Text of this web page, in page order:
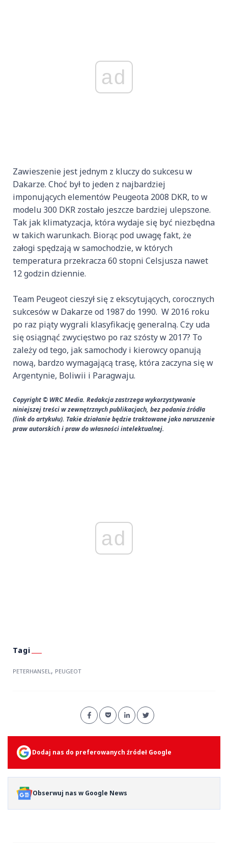
ad
Zawieszenie jest jednym z kluczy do sukcesu w
Dakarze. Choć był to jeden z najbardziej
imponujących elementów Peugeota 2008 DKR, to w
modelu 300 DKR zostało jeszcze bardziej ulepszone.
Tak jak klimatyzacja, która wydaje się być niezbędna
w takich warunkach. Biorąc pod uwagę fakt, że
załogi spędzają w samochodzie, w których
temperatura przekracza 60 stopni Celsjusza nawet
12 godzin dziennie.
Team Peugeot cieszył się z ekscytujących, corocznych
sukcesów w Dakarze od 1987 do 1990. W 2016 roku
po raz piąty wygrali klasyfikację generalną. Czy uda
się osiągnąć zwycięstwo po raz szósty w 2017? To
zależy od tego, jak samochody i kierowcy opanują
nową, bardzo wymagającą trasę, która zaczyna się w
Argentynie, Boliwii i Paragwaju.
Copyright © WRC Media. Redakcja zastrzega wykorzystywanie
niniejszej treści w zewnętrznych publikacjach, bez podania źródła
(link do artykułu). Takie działanie będzie traktowane jako naruszenie
praw autorskich i praw do własności intelektualnej.
ad
PETERHANSEL , PEUGEOT
Dodaj nas do preferowanych źródeł Google
Obserwuj nas w Google News